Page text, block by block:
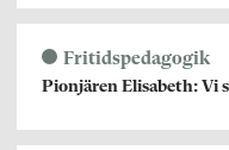
Fritidspedagogik
Pionjären Elisabeth: Vi